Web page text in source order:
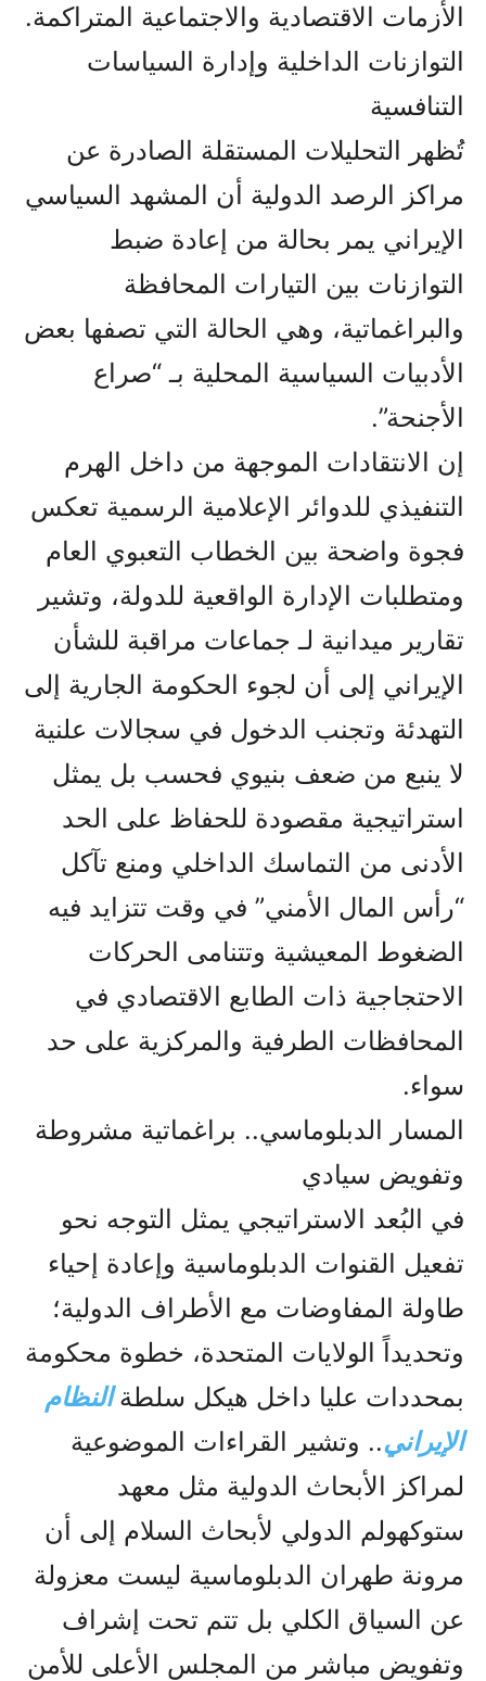
الأزمات الاقتصادية والاجتماعية المتراكمة.
التوازنات الداخلية وإدارة السياسات
التنافسية
تُظهر التحليلات المستقلة الصادرة عن
مراكز الرصد الدولية أن المشهد السياسي
الإيراني يمر بحالة من إعادة ضبط
التوازنات بين التيارات المحافظة
والبراغماتية، وهي الحالة التي تصفها بعض
الأدبيات السياسية المحلية بـ “صراع
الأجنحة”.
إن الانتقادات الموجهة من داخل الهرم
التنفيذي للدوائر الإعلامية الرسمية تعكس
فجوة واضحة بين الخطاب التعبوي العام
ومتطلبات الإدارة الواقعية للدولة، وتشير
تقارير ميدانية لـ جماعات مراقبة للشأن
الإيراني إلى أن لجوء الحكومة الجارية إلى
التهدئة وتجنب الدخول في سجالات علنية
لا ينبع من ضعف بنيوي فحسب بل يمثل
استراتيجية مقصودة للحفاظ على الحد
الأدنى من التماسك الداخلي ومنع تآكل
“رأس المال الأمني” في وقت تتزايد فيه
الضغوط المعيشية وتتنامى الحركات
الاحتجاجية ذات الطابع الاقتصادي في
المحافظات الطرفية والمركزية على حد
سواء.
المسار الدبلوماسي.. براغماتية مشروطة
وتفويض سيادي
في البُعد الاستراتيجي يمثل التوجه نحو
تفعيل القنوات الدبلوماسية وإعادة إحياء
طاولة المفاوضات مع الأطراف الدولية؛
وتحديداً الولايات المتحدة، خطوة محكومة
بمحددات عليا داخل هيكل سلطةالنظام
الإيراني.. وتشير القراءات الموضوعية
لمراكز الأبحاث الدولية مثل معهد
ستوكهولم الدولي لأبحاث السلام إلى أن
مرونة طهران الدبلوماسية ليست معزولة
عن السياق الكلي بل تتم تحت إشراف
وتفويض مباشر من المجلس الأعلى للأمن